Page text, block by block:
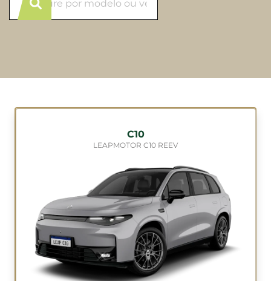
C10
LEAPMOTOR C10 REEV